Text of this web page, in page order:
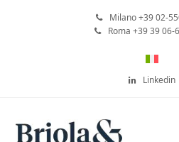
Milano +39 02-
Roma +39 39 06-
Linkedin